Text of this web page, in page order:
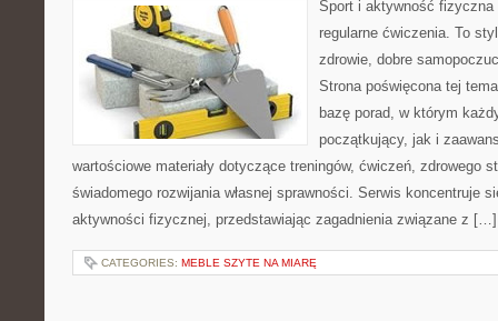
Sport i aktywność
regularne ćwiczenia. To
zdrowie, dobre
Strona poświęcona tej
bazę porad, w którym
początkujący, jak i
wartościowe materiały dotyczące treningów, ćwiczeń, zdrowego
świadomego rozwijania własnej sprawności. Serwis koncentruje
aktywności fizycznej, przedstawiając zagadnienia związane z […]
CATEGORIES: MEBLE SZYTE NA MIARĘ